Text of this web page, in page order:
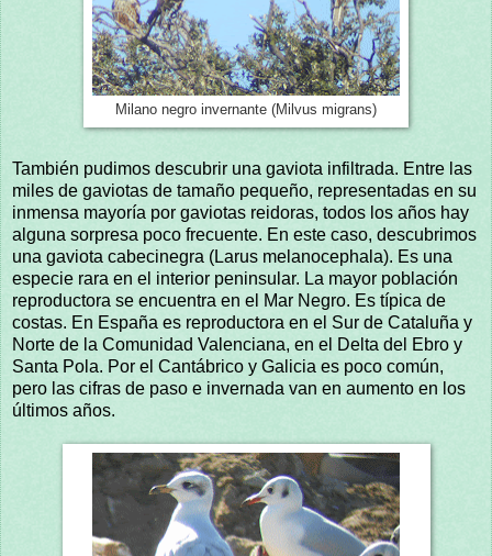
Milano negro invernante (Milvus migrans)
También pudimos descubrir una gaviota infiltrada. Entre las
miles de gaviotas de tamaño pequeño, representadas en su
inmensa mayoría por gaviotas reidoras, todos los años hay
alguna sorpresa poco frecuente. En este caso, descubrimos
una gaviota cabecinegra (Larus melanocephala). Es una
especie rara en el interior peninsular. La mayor población
reproductora se encuentra en el Mar Negro. Es típica de
costas. En España es reproductora en el Sur de Cataluña y
Norte de la Comunidad Valenciana, en el Delta del Ebro y
Santa Pola. Por el Cantábrico y Galicia es poco común,
pero las cifras de paso e invernada van en aumento en los
últimos años.